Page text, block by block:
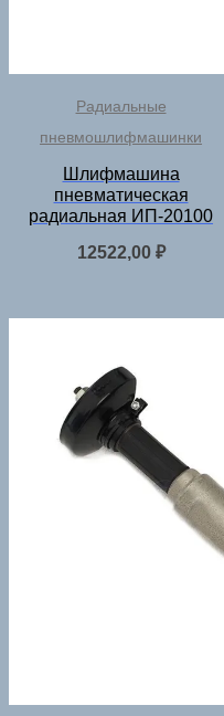
Радиальные
пневмошлифмашинки
Шлифмашина
пневматическая
радиальная ИП-20100
12522,00 ₽